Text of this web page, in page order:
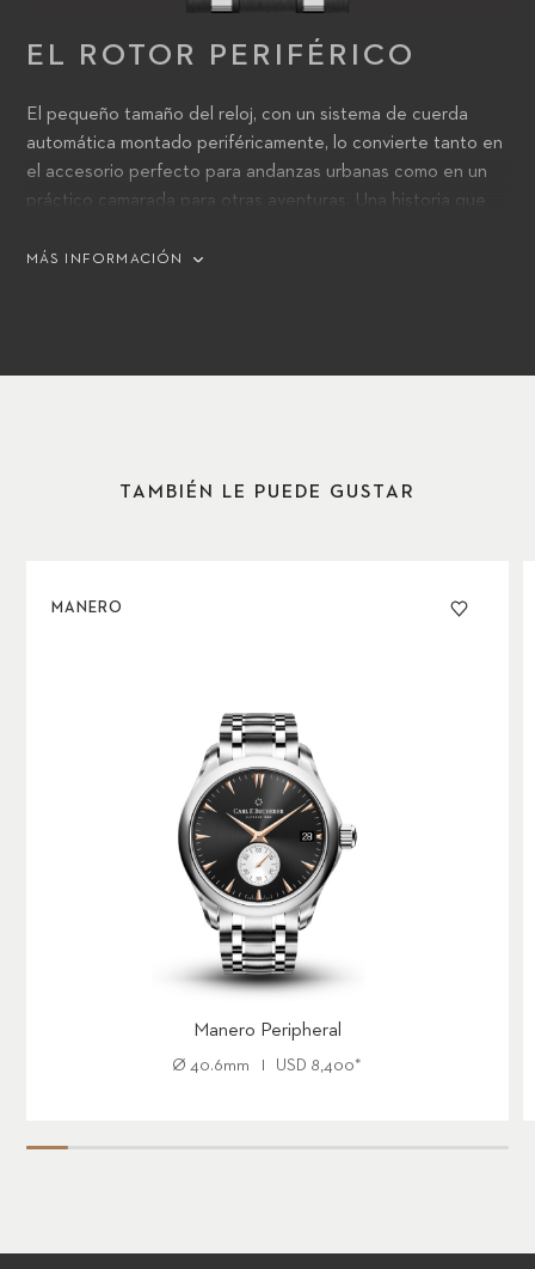
EL ROTOR PERIFÉRICO
El pequeño tamaño del reloj, con un sistema de cuerda
automática montado periféricamente, lo convierte tanto en
el accesorio perfecto para andanzas urbanas como en un
práctico camarada para otras aventuras. Una historia que
sistema de cuerda, que recarga el reloj cada vez que
MÁS INFORMACIÓN
TAMBIÉN LE PUEDE GUSTAR
MANERO
Manero Peripheral
Ø 40.6mm USD 8,400*